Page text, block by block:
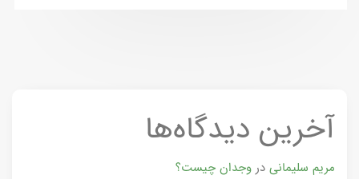
آخرین دیدگاه‌ها
مریم سلیمانی در وجدان چیست؟